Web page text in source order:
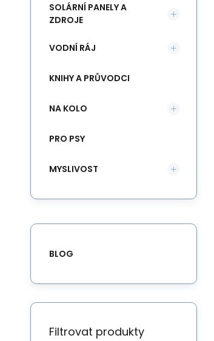
SOLÁRNÍ PANELY A
ZDROJE
VODNÍ RÁJ
KNIHY A PRŮVODCI
NA KOLO
PRO PSY
MYSLIVOST
BLOG
Filtrovat produkty